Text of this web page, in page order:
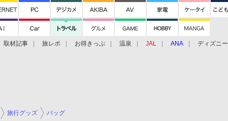
取材記事 旅レポ お得きっぷ 温泉 JAL ANA ディズニー
旅行グッズ バッグ